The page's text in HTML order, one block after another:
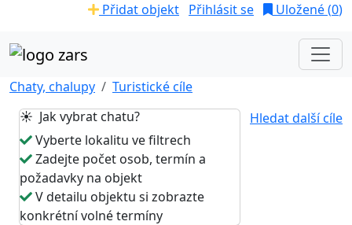
Přidat objekt Přihlásit se Uložené (0)
Chaty, chalupy
Turistické cíle
Hledat další cíle
☀️ Jak vybrat chatu?
Vyberte lokalitu ve filtrech
Zadejte počet osob, termín a
požadavky na objekt
V detailu objektu si zobrazte
konkrétní volné termíny